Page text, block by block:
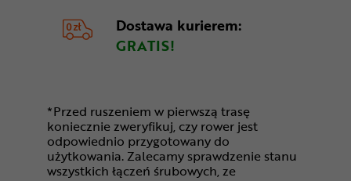
Dostawa kurierem:
GRATIS!
*Przed ruszeniem w pierwszą trasę
koniecznie zweryfikuj, czy rower jest
odpowiednio przygotowany do
użytkowania. Zalecamy sprawdzenie stanu
wszystkich łączeń śrubowych, ze